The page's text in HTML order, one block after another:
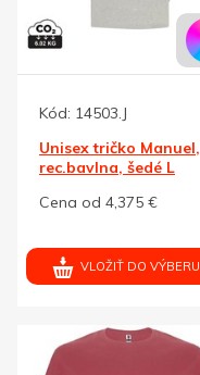
Kód: 14503.J
Unisex tričko Manuel,
rec.bavlna, šedé L
Cena od 4,375 €
VLOŽIŤ DO VÝBERU